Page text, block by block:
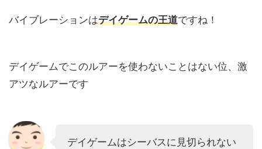
バイブレーションはデイゲームの王道ですね！
デイゲームでこのルアーを使わないことはない位、激
アツなルアーです
デイゲームはシーバスに見切られない